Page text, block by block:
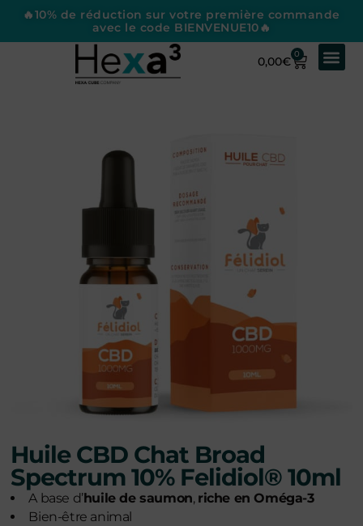
🔥10% de réduction sur votre première commande
avec le code BIENVENUE10🔥
0,00€
0
Huile CBD Chat Broad
Spectrum 10% Felidiol® 10ml
A base d’huile de saumon, riche en Oméga-3
Bien-être animal